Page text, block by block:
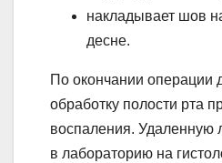
накладывает шов
десне.
По окончании операции
обработку полости рта
воспаления. Удаленную
в лабораторию на